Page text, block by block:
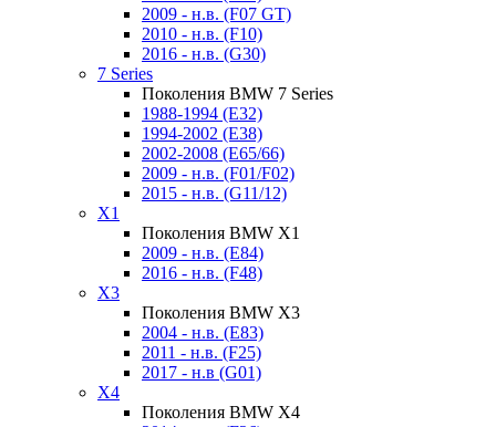
2009 - н.в. (F07 GT)
2010 - н.в. (F10)
2016 - н.в. (G30)
7 Series
Поколения BMW 7 Series
1988-1994 (E32)
1994-2002 (E38)
2002-2008 (E65/66)
2009 - н.в. (F01/F02)
2015 - н.в. (G11/12)
X1
Поколения BMW X1
2009 - н.в. (E84)
2016 - н.в. (F48)
X3
Поколения BMW X3
2004 - н.в. (E83)
2011 - н.в. (F25)
2017 - н.в (G01)
X4
Поколения BMW X4